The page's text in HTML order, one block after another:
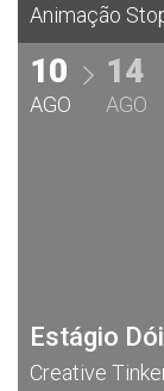
Animação
10
AGO
14
AGO
Estágio
Creative